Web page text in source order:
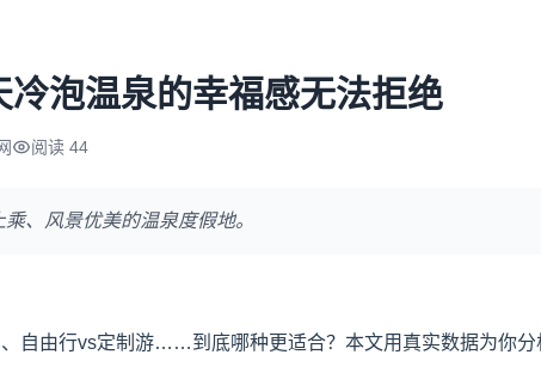
泡温泉的幸福感无法拒绝
阅读 44
、风景优美的温泉度假地。
自由行vs定制游……到底哪种更适合？本文用真实数据为你分